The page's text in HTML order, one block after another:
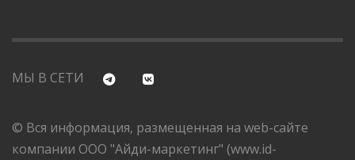
МЫ В СЕТИ
© Вся информация, размещенная на web-сайте
компании ООО "Айди-маркетинг" (www.id-